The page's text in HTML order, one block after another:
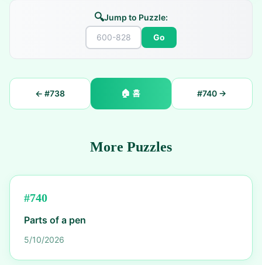
🔍Jump to Puzzle:
Go
← #738 🏠 홈 #740 →
More Puzzles
#740
Parts of a pen
5/10/2026